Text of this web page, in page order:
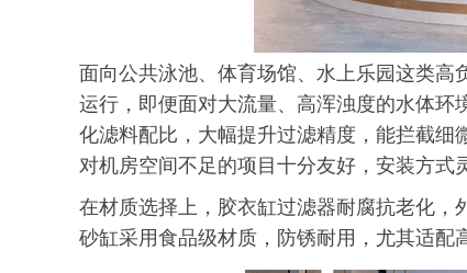
面向公共泳池、体育场馆、水上乐园这类
运行，即便面对大流量、高浑浊度的水体
化滤料配比，大幅提升过滤精度，能拦截细
对机房空间不足的项目十分友好，安装方式
在材质选择上，胶衣缸过滤器耐腐抗老化，
砂缸采用食品级材质，防锈耐用，尤其适配